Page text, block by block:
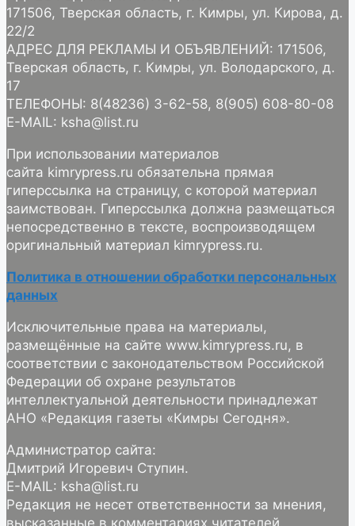
171506, Тверская область, г. Кимры, ул. Кирова, д.
22/2
АДРЕС ДЛЯ РЕКЛАМЫ И ОБЪЯВЛЕНИЙ: 171506,
Тверская область, г. Кимры, ул. Володарского, д.
17
ТЕЛЕФОНЫ: 8(48236) 3-62-58, 8(905) 608-80-08
E-MAIL: ksha@list.ru
При использовании материалов
сайта kimrypress.ru обязательна прямая
гиперссылка на страницу, с которой материал
заимствован. Гиперссылка должна размещаться
непосредственно в тексте, воспроизводящем
оригинальный материал kimrypress.ru.
Политика в отношении обработки персональных
данных
Исключительные права на материалы,
размещённые на сайте www.kimrypress.ru, в
соответствии с законодательством Российской
Федерации об охране результатов
интеллектуальной деятельности принадлежат
АНО «Редакция газеты «Кимры Сегодня».
Администратор сайта:
Дмитрий Игоревич Ступин.
E-MAIL: ksha@list.ru
Редакция не несет ответственности за мнения,